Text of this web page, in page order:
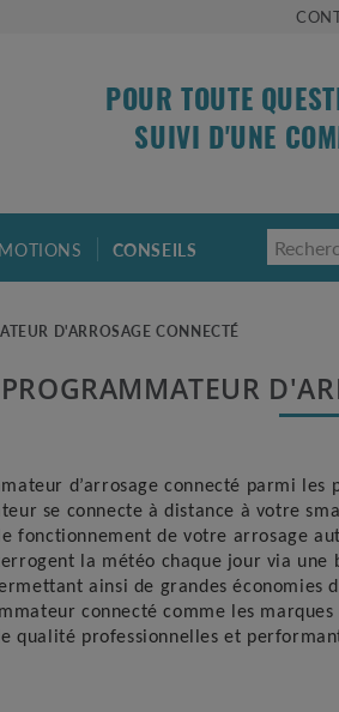
POUR TOUTE
SUIVI D'UNE
CONSEILS
D'ARROSAGE CONNECTÉ
PROGRAMMATEUR
d’arrosage connecté parmi les
se connecte à distance à votre
fonctionnement de votre arrosage
la météo chaque jour via une
ainsi de grandes économies
connecté comme les
qualité professionnelles et